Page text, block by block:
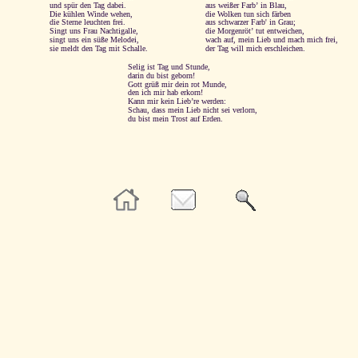
und spür den Tag dabei.
aus weißer Farb’ in Blau,
Die kühlen Winde wehen,
die Wolken tun sich färben
die Sterne leuchten frei.
aus schwarzer Farb' in Grau;
Singt uns Frau Nachtigalle,
die Morgenröt’ tut entweichen,
singt uns ein süße Melodei, wach auf, mein Lieb und mach mich frei,
sie meldt den Tag mit Schalle. der Tag will mich erschleichen.
Selig ist Tag und Stunde,
darin du bist geborn!
Gott grüß mir dein rot Munde,
den ich mir hab erkorn!
Kann mir kein Lieb’re werden:
Schau, dass mein Lieb nicht sei verlorn,
du bist mein Trost auf Erden.